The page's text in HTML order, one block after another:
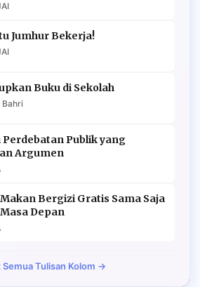
Jumhur Bekerja!
Buku di Sekolah
Bahri
Perdebatan Publik yang
Argumen
Bergizi Gratis Sama Saja
Depan
Semua Tulisan Kolom →